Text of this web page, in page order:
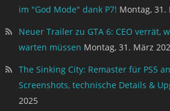
im "God Mode" dank P7! Montag, 31.
Neuer Trailer zu GTA 6: CEO verrät,
warten müssen Montag, 31. März
The Sinking City: Remaster für PS5
Screenshots, technische Details &
2025